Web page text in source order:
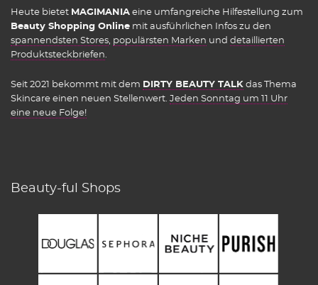
Heute bietet MAGIMANIA eine umfangreiche Hilfestellung zum
Beauty Shopping Online mit ausführlichen Infos zu den
spannendsten Stores, populärsten Marken und detaillierten
Produktsteckbriefen.
Seit 2021 bekommt mit dem DIRTY BEAUTY TALK das Thema
Skincare einen neuen Stellenwert. Jeden Sonntag um 11 Uhr
eine neue Folge!
Beauty-ful Shops